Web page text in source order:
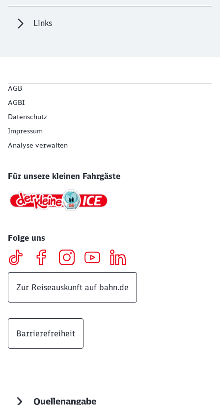
Links
AGB
AGBI
Datenschutz
Impressum
Analyse verwalten
Für unsere kleinen Fahrgäste
Folge uns
Zur Reiseauskunft auf bahn.de
Barrierefreiheit
Quellenangabe